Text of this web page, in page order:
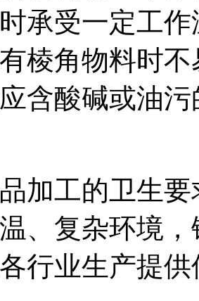
承受一定工
棱角物料时
含酸碱或油
加工的卫生
、复杂环境
行业生产提供